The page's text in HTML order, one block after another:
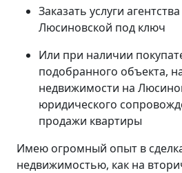
Заказать услуги
Люсиновской под ключ
Или при наличии
подобранного объекта,
недвижимости на
юридического
продажи квартиры
Имею огромный опыт в
недвижимостью, как на